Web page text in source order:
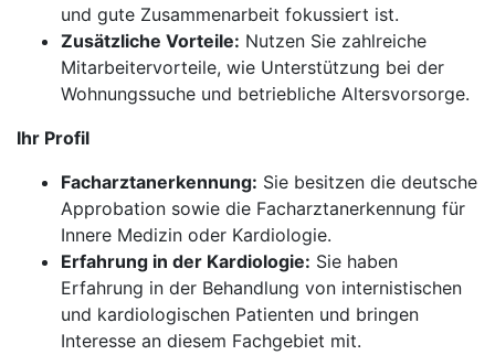
und gute Zusammenarbeit fokussiert ist.
Zusätzliche Vorteile: Nutzen Sie zahlreiche
Mitarbeitervorteile, wie Unterstützung bei der
Wohnungssuche und betriebliche Altersvorsorge.
Ihr Profil
Facharztanerkennung: Sie besitzen die deutsche
Approbation sowie die Facharztanerkennung für
Innere Medizin oder Kardiologie.
Erfahrung in der Kardiologie: Sie haben
Erfahrung in der Behandlung von internistischen
und kardiologischen Patienten und bringen
Interesse an diesem Fachgebiet mit.